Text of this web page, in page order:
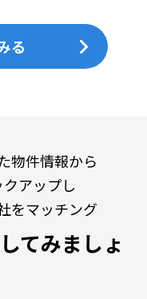
る
物件情報から
アップし
をマッチング
してみましょ